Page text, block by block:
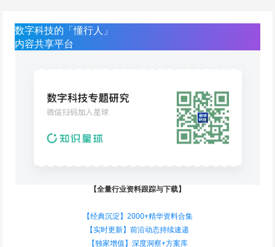
数字科技的「懂行人」
内容共享平台
【全量行业资料跟踪与下载】
【经典沉淀】2000+精华资料合集
【实时更新】前沿动态持续速递
【独家增值】深度洞察+方案库